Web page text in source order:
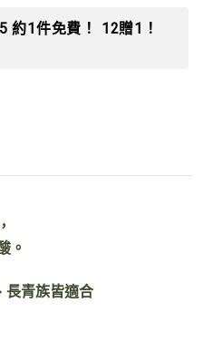
1件免費！ 12贈1！
。
長青族皆適合